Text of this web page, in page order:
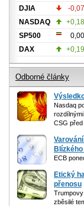
DJIA
-0,07
NASDAQ
+0,18
SP500
0,00
DAX
+0,19
Odborné články
Nasdaq
CSG
ECB
Etický
přenosu
zběsilé